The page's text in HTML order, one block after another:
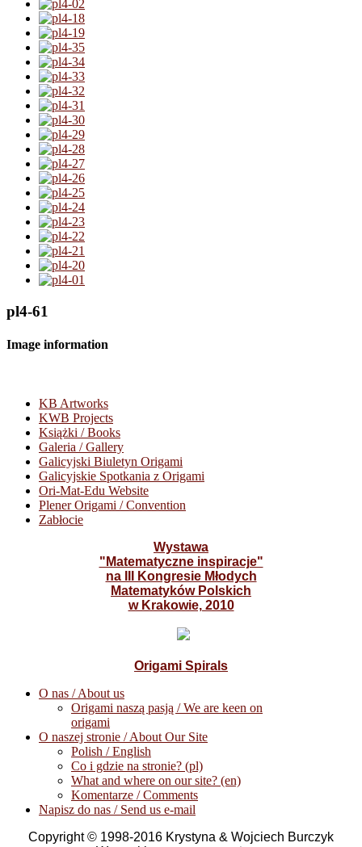
pl4-61
Image information
KB Artworks
KWB Projects
Książki / Books
Galeria / Gallery
Galicyjski Biuletyn Origami
Galicyjskie Spotkania z Origami
Ori-Mat-Edu Website
Plener Origami / Convention
Zabłocie
Wystawa
"Matematyczne inspiracje"
na III Kongresie Młodych
Matematyków Polskich
w Krakowie, 2010
Origami Spirals
O nas / About us
Origami naszą pasją / We are keen on
origami
O naszej stronie / About Our Site
Polish / English
Co i gdzie na stronie? (pl)
What and where on our site? (en)
Komentarze / Comments
Napisz do nas / Send us e-mail
Copyright © 1998-2016 Krystyna & Wojciech Burczyk